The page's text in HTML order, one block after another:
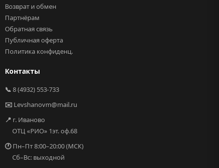
Возврат и обмен
Партнёрам
Обратная связь
Публичная оферта
Политика конфиденц.
Контакты
📞 8 (4932) 553-733
✉️ Levshanovm@mail.ru
📍 г. Иваново
ОТЦ «РИО» 1эт. оф.68
🕐Пн–Пт 8:00–20:00 (МСК)
Сб–Вс: выходной